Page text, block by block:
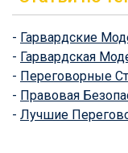
- Гарвардские
- Гарвардская
- Переговорные
- Правовая
- Лучшие